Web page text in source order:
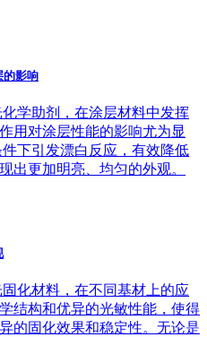
的影响
学助剂，在涂层材料中发挥
用对涂层性能的影响尤为显
下引发漂白反应，有效降低
出更加明亮、均匀的外观。
化材料，在不同基材上的应
结构和优异的光敏性能，使得
的固化效果和稳定性。无论是